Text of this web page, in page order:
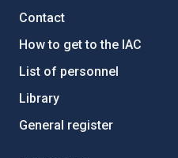
Contact
How to get to the IAC
List of personnel
Library
General register